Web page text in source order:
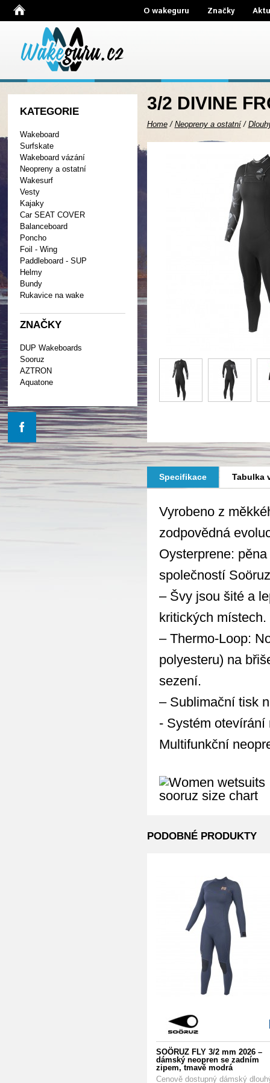
O wakeguru Značky
KATEGORIE
Wakeboard
Surfskate
Wakeboard vázání
Neopreny a ostatní
Wakesurf
Vesty
Kajaky
Car SEAT COVER
Balanceboard
Poncho
Foil - Wing
Paddleboard - SUP
Helmy
Bundy
Rukavice na wake
ZNAČKY
DUP Wakeboards
Sooruz
AZTRON
Aquatone
3/2 DIVINE
Home/ Neopreny a ostatní/
Specifikace Tabulka
Vyrobeno z
zodpovědná
Oysterprene:
společností
– Švy jsou šité a
kritických místech.
– Thermo-Loop:
polyesteru) na
sezení.
– Sublimační tisk
- Systém otevírání
Multifunkční
PODOBNÉ PRODUKTY
SOÖRUZ FLY 3/2 mm 2026 –
dámský neopren se zadním
zipem, tmavě modrá
Cenově dostupný dámský